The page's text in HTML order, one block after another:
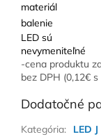
materiál
balenie
LED sú
nevymeniteľné
-cena produktu
bez DPH (0,12€ s
Dodatočné
Kategória:
LED